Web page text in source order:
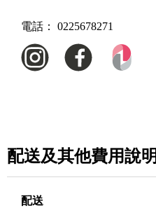
電話： 0225678271
配送及其他費用說明
配送